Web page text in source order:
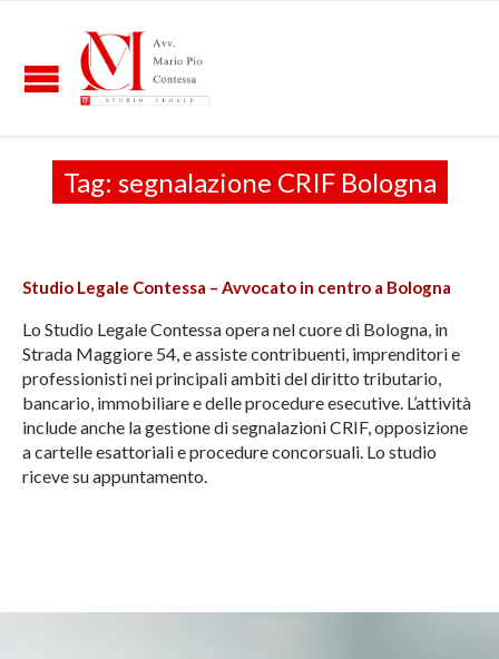
Tag: segnalazione CRIF Bologna
Studio Legale Contessa – Avvocato in centro a Bologna
Lo Studio Legale Contessa opera nel cuore di Bologna, in
Strada Maggiore 54, e assiste contribuenti, imprenditori e
professionisti nei principali ambiti del diritto tributario,
bancario, immobiliare e delle procedure esecutive. L’attività
include anche la gestione di segnalazioni CRIF, opposizione
a cartelle esattoriali e procedure concorsuali. Lo studio
riceve su appuntamento.